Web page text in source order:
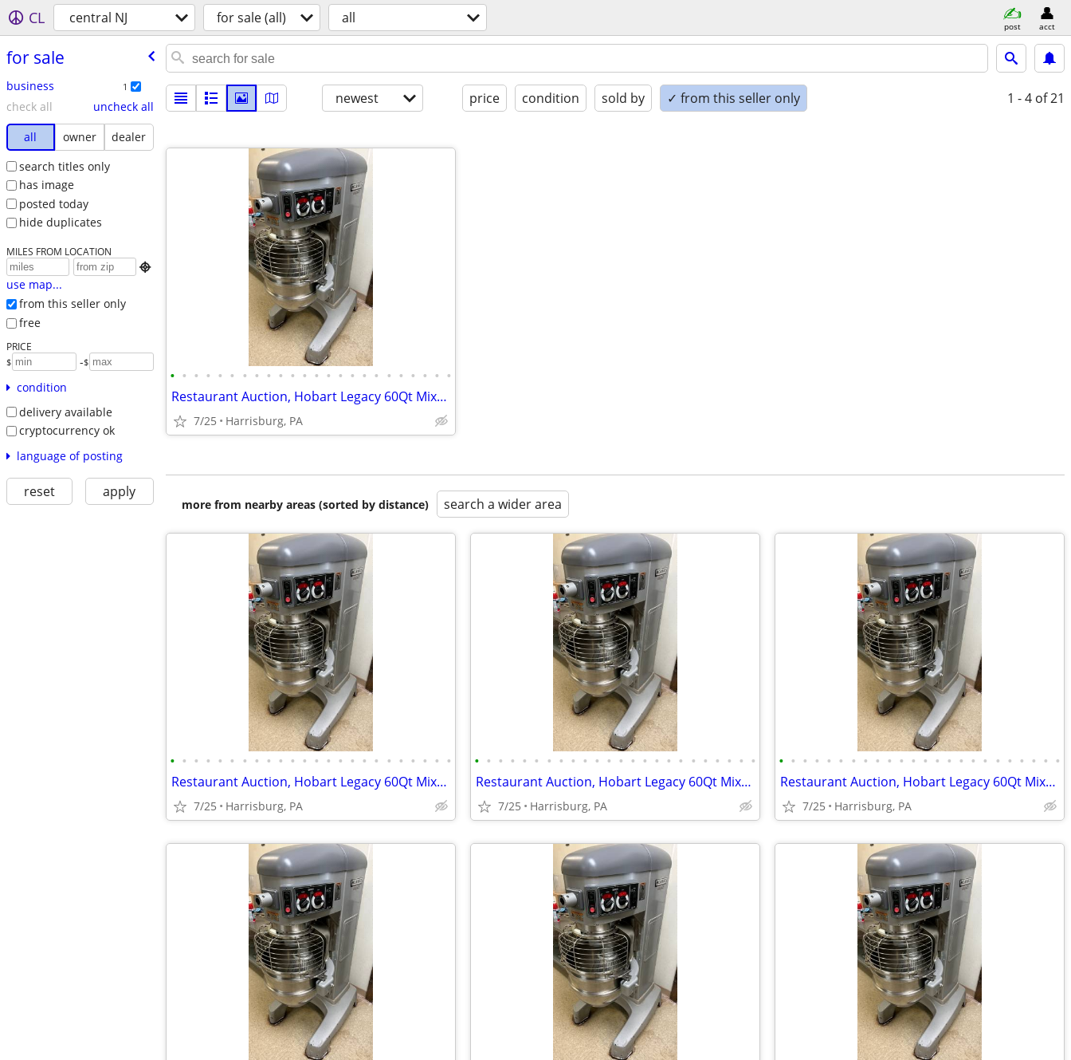
CL central NJ for sale (all) all post acct
for sale
business 1
check all
uncheck all
all
owner
dealer
search titles only
has image
posted today
hide duplicates
MILES FROM LOCATION

use map...
from this seller only
free
PRICE
$ -$
condition
delivery available
cryptocurrency ok
language of posting
reset apply
newest price condition sold by ✓ from this seller only 1 - 4 of 21
• • • • • • • • • • • • • • • • • • • • • • • •
Restaurant Auction, Hobart Legacy 60Qt Mixer, Norlake Walk-in Freezer
7/25 Harrisburg, PA
more from nearby areas (sorted by distance) search a wider area
• • • • • • • • • • • • • • • • • • • • • • • •
Restaurant Auction, Hobart Legacy 60Qt Mixer, Norlake Walk-in Freezer
7/25 Harrisburg, PA
• • • • • • • • • • • • • • • • • • • • • • • •
Restaurant Auction, Hobart Legacy 60Qt Mixer, Norlake Walk-in Freezer
7/25 Harrisburg, PA
• • • • • • • • • • • • • • • • • • • • • • • •
Restaurant Auction, Hobart Legacy 60Qt Mixer, Norlake Walk-in Freezer
7/25 Harrisburg, PA